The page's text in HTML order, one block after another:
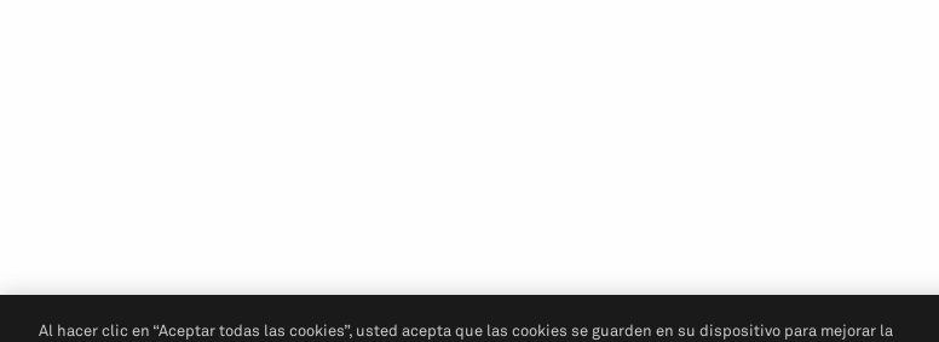
Al hacer clic en “Aceptar todas las cookies”, usted acepta que las cookies se guarden en su dispositivo para mejorar la